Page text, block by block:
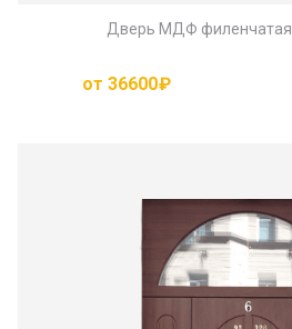
Дверь МДФ филенчатая
от 36600₽